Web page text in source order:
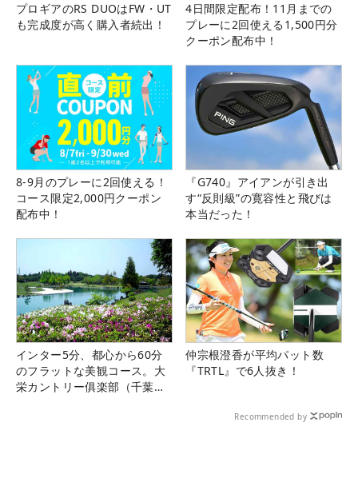
プロギアのRS DUOはFW・UT
も完成度が高く購入者続出！
4日間限定配布！11月までの
プレーに2回使える1,500円分
クーポン配布中！
8-9月のプレーに2回使える！
コース限定2,000円クーポン
配布中！
『G740』アイアンが引き出
す“反則級”の寛容性と飛びは
本当だった！
インター5分、都心から60分
のフラットな美観コース。大
栄カントリー俱楽部（千葉
仲宗根澄香が平均パット数
『TRTL』で6人抜き！
Recommended by